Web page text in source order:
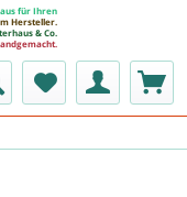
für Ihren
Hersteller.
& Co.